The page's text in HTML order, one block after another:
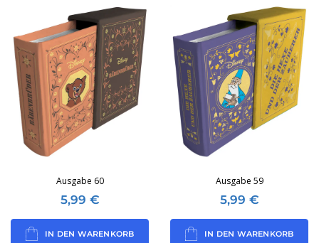
Ausgabe 60
5,99 €
IN DEN WARENKORB
Ausgabe 59
5,99 €
IN DEN WARENKORB